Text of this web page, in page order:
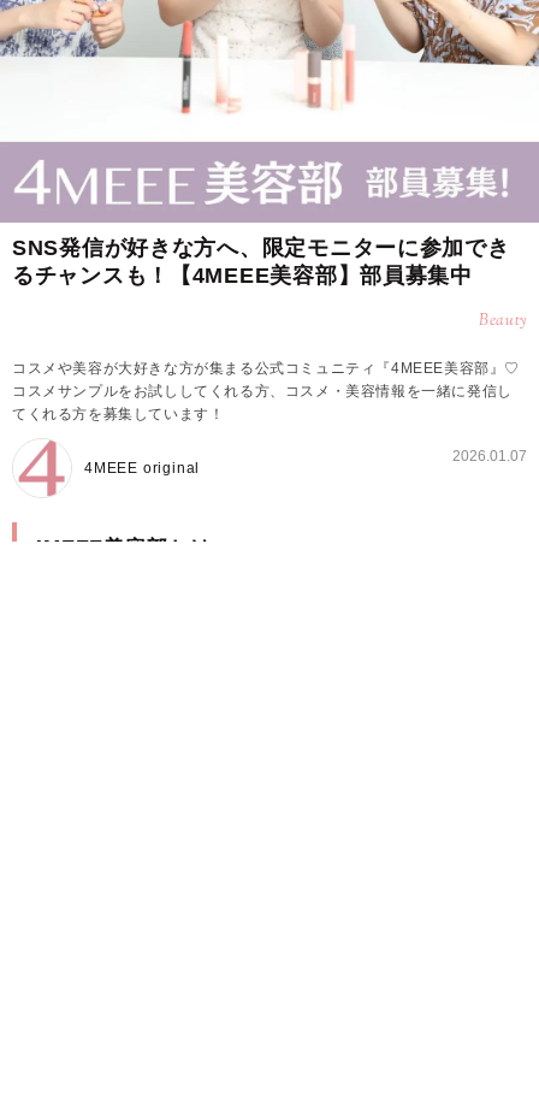
SNS発信が好きな方へ、限定モニターに参加でき
るチャンスも！【4MEEE美容部】部員募集中
Beauty
コスメや美容が大好きな方が集まる公式コミュニティ『4MEEE美容部』♡
コスメサンプルをお試ししてくれる方、コスメ・美容情報を一緒に発信し
てくれる方を募集しています！
4MEEE original
2026.01.07
4MEEE美容部とは